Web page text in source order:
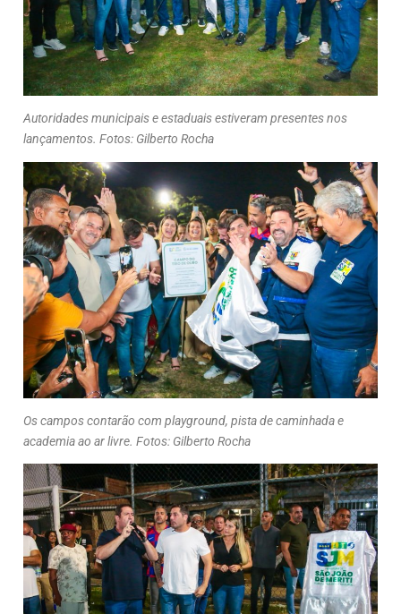
Autoridades municipais e estaduais estiveram presentes nos
lançamentos. Fotos: Gilberto Rocha
Os campos contarão com playground, pista de caminhada e
academia ao ar livre. Fotos: Gilberto Rocha